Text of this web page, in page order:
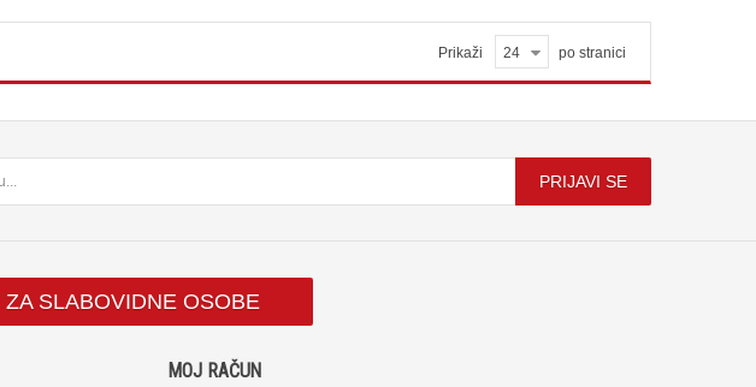
Prikaži 24 po stranici
PRIJAVI SE
ZA SLABOVIDNE OSOBE
MOJ RAČUN